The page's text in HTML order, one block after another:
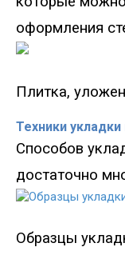
оформления
Плитка,
Техники
Способов
достаточно
Образцы